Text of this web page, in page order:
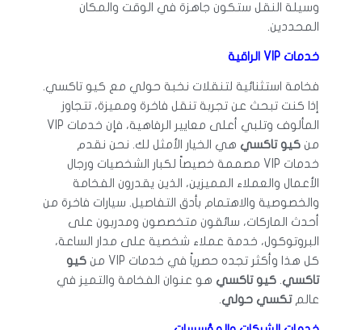
وسيلة النقل ستكون جاهزة في الوقت والمكان
المحددين.
خدمات VIP الراقية
فخامة استثنائية لتنقلات نخبة حولي مع كيو تاكسي.
إذا كنت تبحث عن تجربة تنقل فاخرة ومميزة، تتجاوز
المألوف وتلبي أعلى معايير الرفاهية، فإن خدمات VIP
من كيو تاكسي هي الخيار الأمثل لك. نحن نقدم
خدمات VIP مصممة خصيصاً لكبار الشخصيات ورجال
الأعمال والعملاء المميزين، الذين يقدرون الفخامة
والخصوصية والاهتمام بأدق التفاصيل. سيارات فاخرة من
أحدث الماركات، سائقون متخصصون ومدربون على
البروتوكول، خدمة عملاء شخصية على مدار الساعة،
كل هذا وأكثر تجده حصرياً في خدمات VIP من
كيو
تاكسي. كيو تاكسي هو عنوان الفخامة والتميز في
عالمتكسي حولي.